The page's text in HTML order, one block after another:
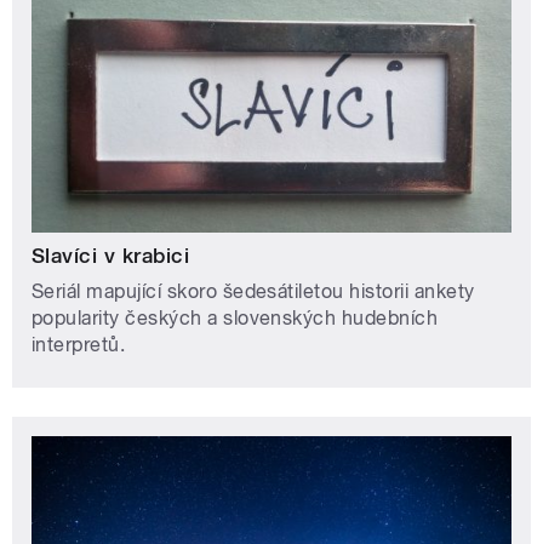
Slavíci v krabici
Seriál mapující skoro šedesátiletou historii ankety
popularity českých a slovenských hudebních
interpretů.